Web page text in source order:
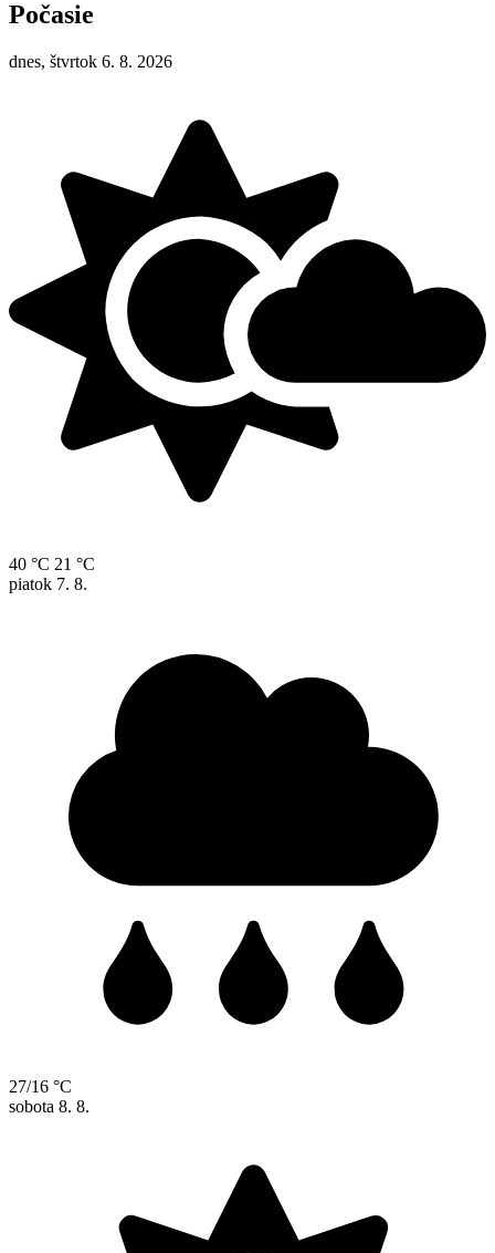
Počasie
dnes, štvrtok 6. 8. 2026
40 °C 21 °C
piatok 7. 8.
27/16 °C
sobota 8. 8.